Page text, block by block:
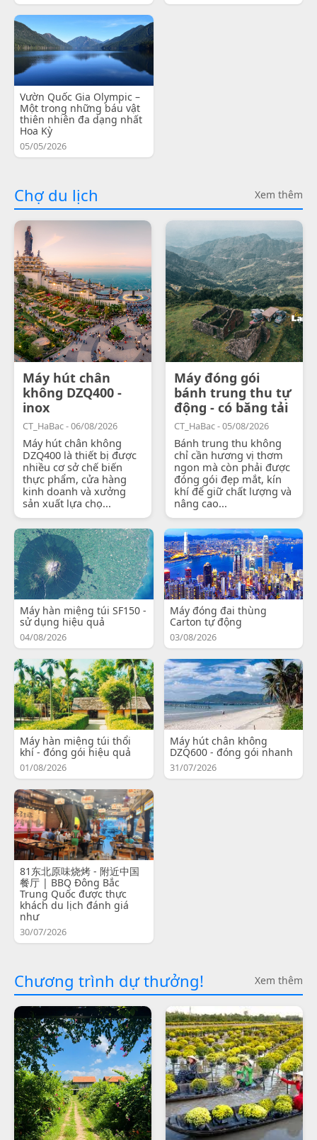
Vườn Quốc Gia Olympic –
Một trong những báu vật
thiên nhiên đa dạng nhất
Hoa Kỳ
05/05/2026
Chợ du lịch Xem thêm
Máy hút chân
không DZQ400 -
inox
CT_HaBac - 06/08/2026
Máy hút chân không
DZQ400 là thiết bị được
nhiều cơ sở chế biến
thực phẩm, cửa hàng
kinh doanh và xưởng
sản xuất lựa chọ...
Máy đóng gói
bánh trung thu tự
động - có băng tải
CT_HaBac - 05/08/2026
Bánh trung thu không
chỉ cần hương vị thơm
ngon mà còn phải được
đóng gói đẹp mắt, kín
khí để giữ chất lượng và
nâng cao...
Máy hàn miệng túi SF150 -
sử dụng hiệu quả
04/08/2026
Máy đóng đai thùng
Carton tự động
03/08/2026
Máy hàn miệng túi thổi
khí - đóng gói hiệu quả
01/08/2026
Máy hút chân không
DZQ600 - đóng gói nhanh
31/07/2026
81东北原味烧烤 - 附近中国
餐厅 | BBQ Đông Bắc
Trung Quốc được thực
khách du lịch đánh giá
như
30/07/2026
Chương trình dự thưởng! Xem thêm